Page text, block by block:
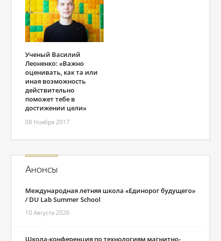
Ученый Василий
Леоненко: «Важно
оценивать, как та или
иная возможность
действительно
поможет тебе в
достижении цели»
08 Ноября 2017
Анонсы
Международная летняя школа «Единорог будущего»
/ DU Lab Summer School
10 Августа 2026
Школа-конференция по технологиям магнитно-